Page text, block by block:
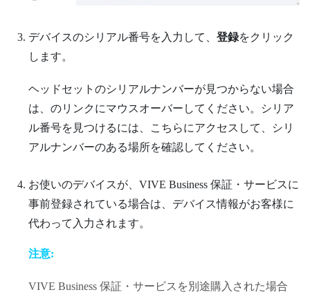
デバイスのシリアル番号を入力して、 登録をクリック
します。
ヘッドセットのシリアルナンバーが見つからない場合
は、 のリンクにマウスオーバーしてください。シリア
ル番号を見つけるには、こちらにアクセスして、シリ
アルナンバーのある場所を確認してください。
お使いのデバイスが、 VIVE Business 保証・サービスに
事前登録されている場合は、デバイス情報がお客様に
代わって入力されます。
注意:
VIVE Business 保証・サービス を別途購入された場合